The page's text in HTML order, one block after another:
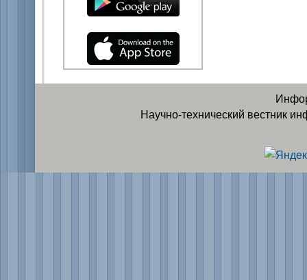
Научно-технический вестник